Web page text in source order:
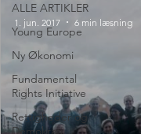
ALLE ARTIKLER
Young Europe
Ny Økonomi
Fundamental
Rights Initiative
Rettigheder og
Demokrati
1. jun. 2017 6 min læsning